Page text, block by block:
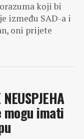
koji bi
između SAD-a i
oni prijete
mogu imati